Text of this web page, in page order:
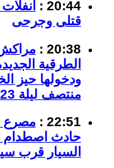
20:44 :
قتلى وجرحى
20:38 :
الطرقية
ودخولها حيز
منتصف ليلة 23 يوليوز
22:51 :
مصرع
حادث اصطدام
السيار قرب